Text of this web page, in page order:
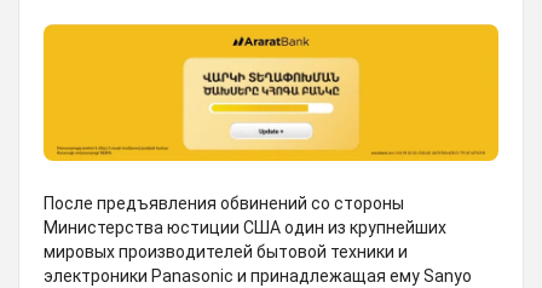
После предъявления обвинений со стороны
Министерства юстиции США один из крупнейших
мировых производителей бытовой техники и
электроники Panasonic и принадлежащая ему Sanyo